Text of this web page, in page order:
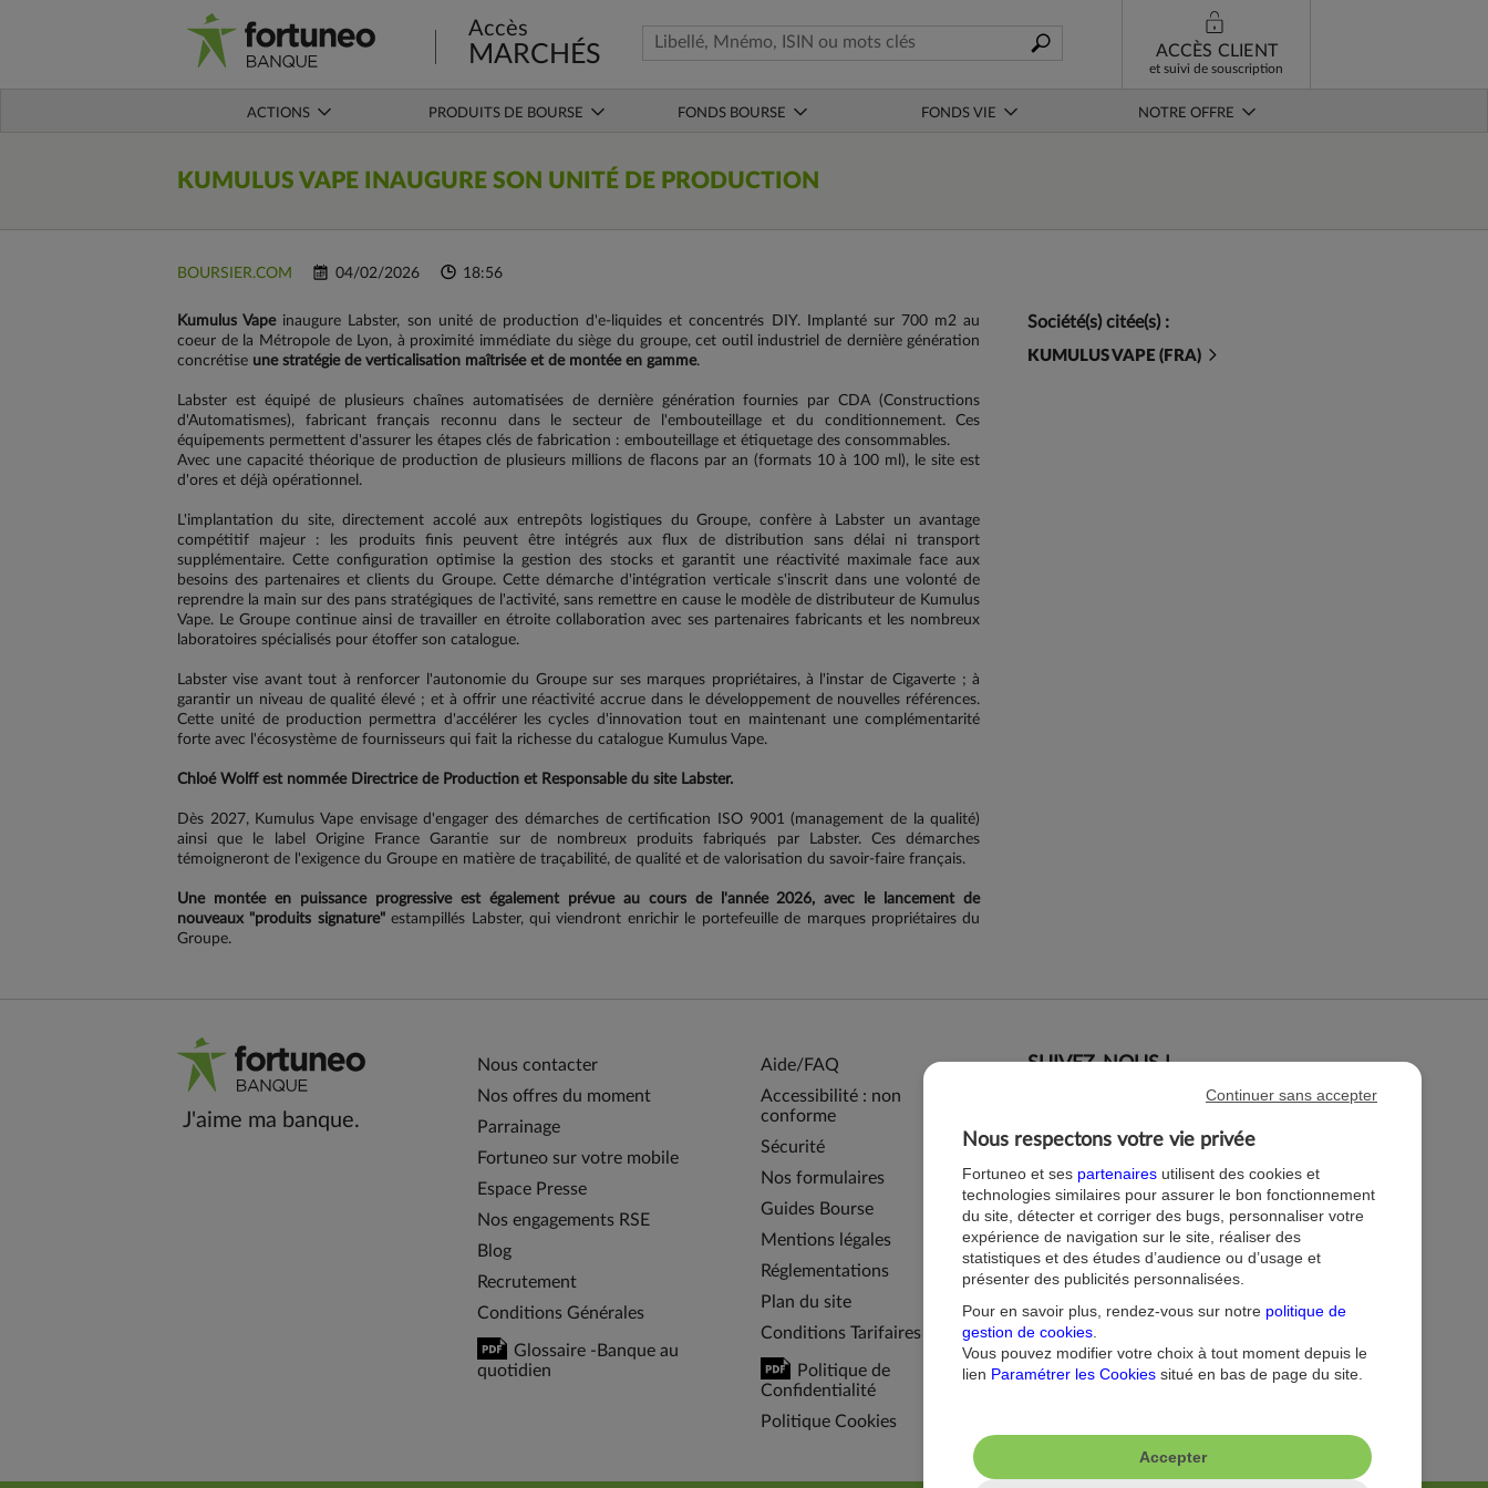
Accès
MARCHÉS ACCÈS CLIENT
et suivi de souscription
ACTIONS PRODUITS DE BOURSE FONDS BOURSE FONDS VIE NOTRE OFFRE
KUMULUS VAPE INAUGURE SON UNITÉ DE PRODUCTION
BOURSIER.COM 04/02/2026 18:56
Kumulus Vapeinaugure Labster, son unité de production d'e-liquides et concentrés DIY. Implanté sur 700 m2 au
coeur de la Métropole de Lyon, à proximité immédiate du siège du groupe, cet outil industriel de dernière génération
concrétise une stratégie de verticalisation maîtrisée et de montée en gamme.
Labster est équipé de plusieurs chaînes automatisées de dernière génération fournies par CDA (Constructions
d'Automatismes), fabricant français reconnu dans le secteur de l'embouteillage et du conditionnement. Ces
équipements permettent d'assurer les étapes clés de fabrication : embouteillage et étiquetage des consommables.
Avec une capacité théorique de production de plusieurs millions de flacons par an (formats 10 à 100 ml), le site est
d'ores et déjà opérationnel.
L'implantation du site, directement accolé aux entrepôts logistiques du Groupe, confère à Labster un avantage
compétitif majeur : les produits finis peuvent être intégrés aux flux de distribution sans délai ni transport
supplémentaire. Cette configuration optimise la gestion des stocks et garantit une réactivité maximale face aux
besoins des partenaires et clients du Groupe. Cette démarche d'intégration verticale s'inscrit dans une volonté de
reprendre la main sur des pans stratégiques de l'activité, sans remettre en cause le modèle de distributeur de Kumulus
Vape. Le Groupe continue ainsi de travailler en étroite collaboration avec ses partenaires fabricants et les nombreux
laboratoires spécialisés pour étoffer son catalogue.
Labster vise avant tout à renforcer l'autonomie du Groupe sur ses marques propriétaires, à l'instar de Cigaverte ; à
garantir un niveau de qualité élevé ; et à offrir une réactivité accrue dans le développement de nouvelles références.
Cette unité de production permettra d'accélérer les cycles d'innovation tout en maintenant une complémentarité
forte avec l'écosystème de fournisseurs qui fait la richesse du catalogue Kumulus Vape.
Chloé Wolff est nommée Directrice de Production et Responsable du site Labster.
Dès 2027, Kumulus Vape envisage d'engager des démarches de certification ISO 9001 (management de la qualité)
ainsi que le label Origine France Garantie sur de nombreux produits fabriqués par Labster. Ces démarches
témoigneront de l'exigence du Groupe en matière de traçabilité, de qualité et de valorisation du savoir-faire français.
Une montée en puissance progressive est également prévue au cours de l'année 2026, avec le lancement de
nouveaux "produits signature"estampillés Labster, qui viendront enrichir le portefeuille de marques propriétaires du
Groupe.
Société(s) citée(s) :
KUMULUS VAPE (FRA)
J'aime ma banque.
Nous contacter
Nos offres du moment
Parrainage
Fortuneo sur votre mobile
Espace Presse
Nos engagements RSE
Blog
Recrutement
Conditions Générales
Glossaire -Banque au
quotidien
Aide/FAQ
Accessibilité : non
conforme
Sécurité
Nos formulaires
Guides Bourse
Mentions légales
Réglementations
Plan du site
Conditions Tarifaires
Politique de
Confidentialité
Politique Cookies
SUIVEZ-NOUS !
Nous respectons votre vie privée
Fortuneo et ses partenaires utilisent des cookies et
technologies similaires pour assurer le bon fonctionnement
du site, détecter et corriger des bugs, personnaliser votre
expérience de navigation sur le site, réaliser des
statistiques et des études d’audience ou d’usage et
présenter des publicités personnalisées.
Pour en savoir plus, rendez-vous sur notre politique de
gestion de cookies
Vous pouvez modifier votre choix à tout moment depuis le
lien Paramétrer les Cookies situé en bas de page du site.
Accepter
Continuer sans accepter